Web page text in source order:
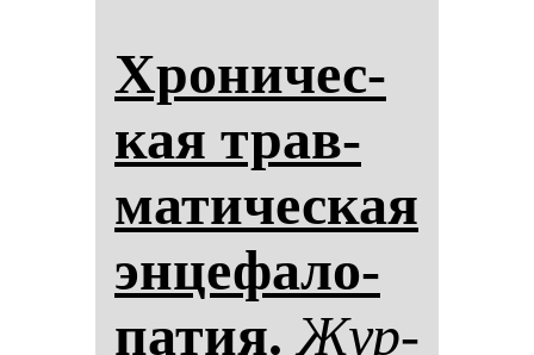
Хро­ни­чес­
кая трав­
ма­ти­чес­кая
эн­це­фа­ло­
па­тия. Жур­